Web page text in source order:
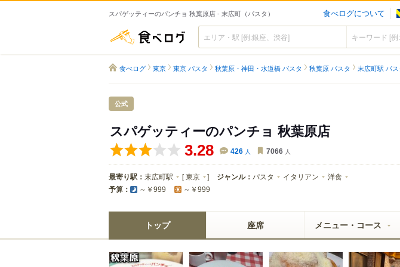
スパゲッティーのパンチョ 秋葉原店 - 末広町（パスタ） 食べログについて
食べログ
食べログ 東京 東京 パスタ 秋葉原・神田・水道橋 パスタ 秋葉原 パスタ 末広町駅 パス
公式
スパゲッティーのパンチョ 秋葉原店
3.28 426 人 7066 人
最寄り駅： 末広町駅 [東京 ] ジャンル： パスタ イタリアン 洋食
予算： ～￥999 ～￥999
トップ 座席 メニュー・コース